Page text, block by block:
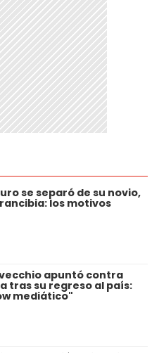
se separó de su novio,
los motivos
apuntó contra
tras su regreso al país:
mediático"